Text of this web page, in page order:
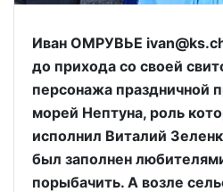
Иван ОМРУВЬЕ
до прихода со своей
персонажа праздничной
морей Нептуна, роль
исполнил Виталий
был заполнен
порыбачить. А возле